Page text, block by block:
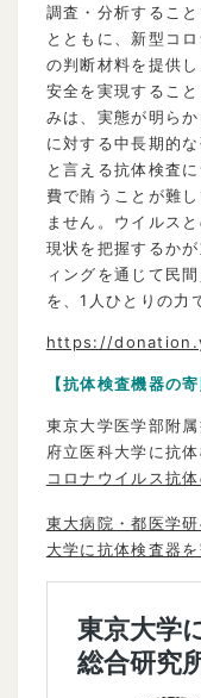
調査・分析するこ
とともに、新型コ
の判断材料を提供
安全を実現するこ
みは、実態が明ら
に対する中長期的
と言える抗体検査
費で賄うことが難
ません。ウイルス
現状を把握するか
ィングを通じて民
を、1人ひとりの力
https://
【抗体検査機器の寄
東京大学医学部附
府立医科大学に抗
コロナウイルス抗
東大病院・都医学
大学に抗体検査器